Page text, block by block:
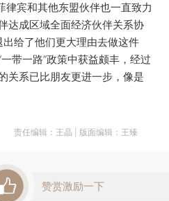
律宾和其他东盟伙伴也一直致力
达成区域全面经济伙伴关系协
给了他们更大理由去做这件
带一路”政策中获益颇丰，经过
关系已比朋友更进一步，像是
责任编辑：王晶 | 版面编辑：王臻
赞赏激励一下